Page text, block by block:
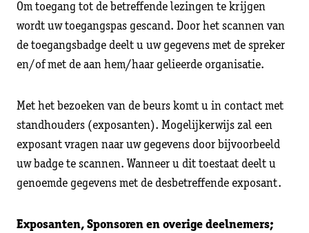
Om toegang tot de betreffende lezingen te krijgen
wordt uw toegangspas gescand. Door het scannen van
de toegangsbadge deelt u uw gegevens met de spreker
en/of met de aan hem/haar gelieerde organisatie.
Met het bezoeken van de beurs komt u in contact met
standhouders (exposanten). Mogelijkerwijs zal een
exposant vragen naar uw gegevens door bijvoorbeeld
uw badge te scannen. Wanneer u dit toestaat deelt u
genoemde gegevens met de desbetreffende exposant.
Exposanten, Sponsoren en overige deelnemers;